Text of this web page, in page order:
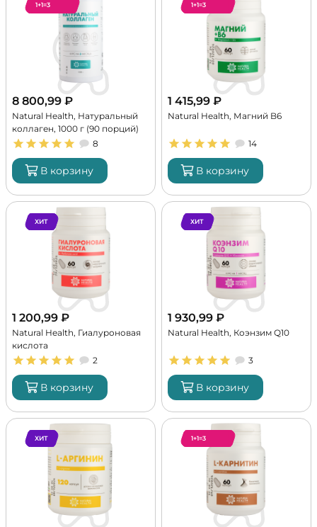
1+1=3
8 800,99 ₽
Natural Health, Натуральный
коллаген, 1000 г (90 порций)
8
В корзину
1+1=3
1 415,99 ₽
Natural Health, Магний B6
14
В корзину
ХИТ
1 200,99 ₽
Natural Health, Гиалуроновая
кислота
2
В корзину
ХИТ
1 930,99 ₽
Natural Health, Коэнзим Q10
3
В корзину
ХИТ 1+1=3